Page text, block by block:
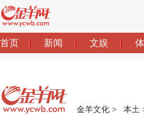
金羊文化 > 本土